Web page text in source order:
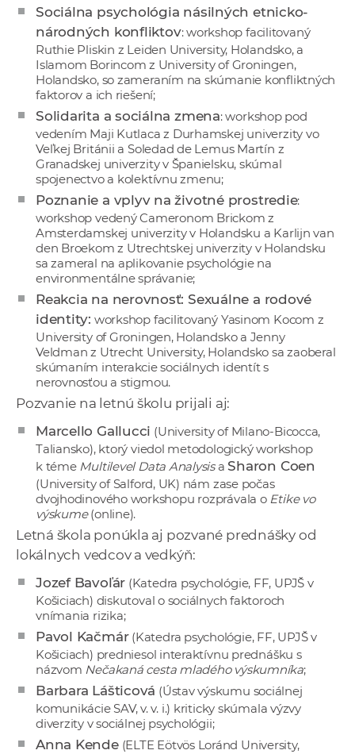
Sociálna psychológia násilných etnicko-
národných konfliktov: workshop facilitovaný
Ruthie Pliskin z Leiden University, Holandsko, a
Islamom Borincom z University of Groningen,
Holandsko, so zameraním na skúmanie konfliktných
faktorov a ich riešení;
Solidarita a sociálna zmena: workshop pod
vedením Maji Kutlaca z Durhamskej univerzity vo
Veľkej Británii a Soledad de Lemus Martín z
Granadskej univerzity v Španielsku, skúmal
spojenectvo a kolektívnu zmenu;
Poznanie a vplyv na životné prostredie:
workshop vedený Cameronom Brickom z
Amsterdamskej univerzity v Holandsku a Karlijn van
den Broekom z Utrechtskej univerzity v Holandsku
sa zameral na aplikovanie psychológie na
environmentálne správanie;
Reakcia na nerovnosť: Sexuálne a rodové
identity: workshop facilitovaný Yasinom Kocom z
University of Groningen, Holandsko a Jenny
Veldman z Utrecht University, Holandsko sa zaoberal
skúmaním interakcie sociálnych identít s
nerovnosťou a stigmou.
Pozvanie na letnú školu prijali aj:
Marcello Gallucci (University of Milano-Bicocca,
Taliansko), ktorý viedol metodologický workshop
k téme Multilevel Data Analysisa Sharon Coen
(University of Salford, UK) nám zase počas
dvojhodinového workshopu rozprávala o Etike vo
výskume(online).
Letná škola ponúkla aj pozvané prednášky od
lokálnych vedcov a vedkýň:
Jozef Bavoľár (Katedra psychológie, FF, UPJŠ v
Košiciach) diskutoval o sociálnych faktoroch
vnímania rizika;
Pavol Kačmár(Katedra psychológie, FF, UPJŠ v
Košiciach) predniesol interaktívnu prednášku s
názvom Nečakaná cesta mladého výskumníka;
Barbara Lášticová (Ústav výskumu sociálnej
komunikácie SAV, v. v. i.) kriticky skúmala výzvy
diverzity v sociálnej psychológii;
Anna Kende(ELTE Eötvös Loránd University,